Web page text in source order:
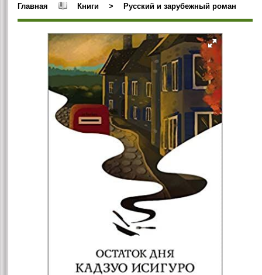
Главная Книги > Русский и зарубежный роман